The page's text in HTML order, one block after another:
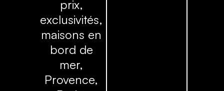
prix,
exclusivités,
maisons en
bord de
mer,
Provence,